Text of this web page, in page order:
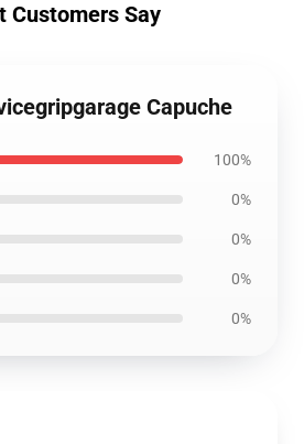
Customers Say
Capuche
100%
0%
0%
0%
0%